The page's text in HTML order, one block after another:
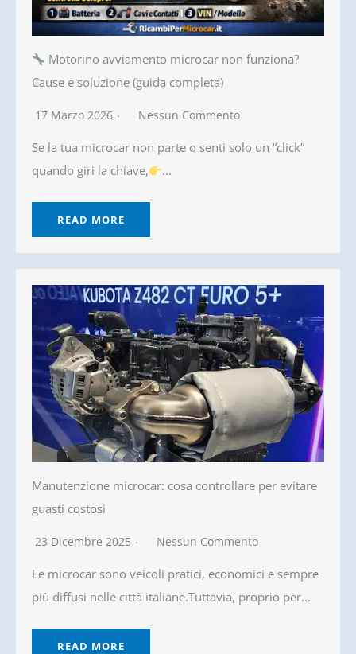
Motorino avviamento microcar non funziona?
Cause e soluzione (guida completa)
17 Marzo 2026 Nessun Commento
Se la tua microcar non parte o senti solo un “click”
quando giri la chiave,
...
READ MORE
Manutenzione microcar: cosa controllare per evitare
guasti costosi
23 Dicembre 2025 Nessun Commento
Le microcar sono veicoli pratici, economici e sempre
più diffusi nelle città italiane.Tuttavia, proprio per...
READ MORE